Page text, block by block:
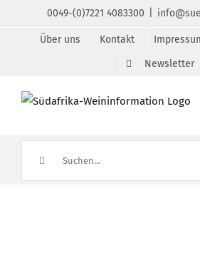
0049-(0)7221 4083300
Über uns Kontakt
Newsletter
nach: